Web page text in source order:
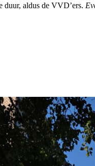
duur, aldus de VVD’ers.